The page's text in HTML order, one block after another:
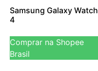
Samsung Galaxy Watch
4
Comprar na Shopee
Brasil